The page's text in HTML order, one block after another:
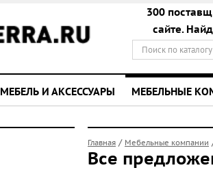
300
сайте.
МЕБЕЛЬ И АКСЕССУАРЫ МЕБЕЛЬНЫЕ
Главная / Мебельные компании
Все